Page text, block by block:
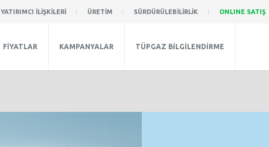
YATIRIMCI İLİŞKİLERİ ÜRETİM SÜRDÜRÜLEBİLİRLİK ONLINE SATIŞ
FİYATLAR KAMPANYALAR TÜPGAZ BİLGİLENDİRME